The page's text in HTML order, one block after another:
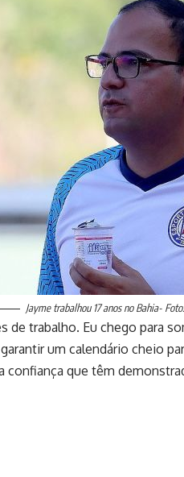
Jayme trabalhou 17 anos no Bahia-
de trabalho. Eu chego para
um calendário cheio
que têm